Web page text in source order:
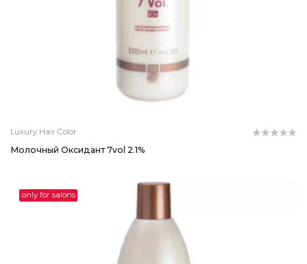
Luxury Hair Color
Молочный Оксидант 7vol 2.1%
only for salons